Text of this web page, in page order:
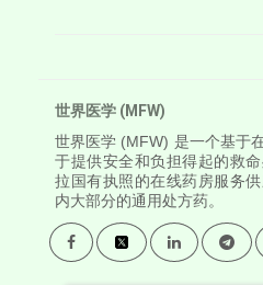
世界医学 (MFW)
世界医学 (MFW) 是一个基于
于提供安全和负担得起的救
拉国有执照的在线药房服务
内大部分的通用处方药。